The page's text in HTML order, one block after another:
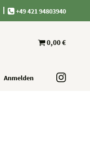
+49 421 94803940
0,00 €
Anmelden